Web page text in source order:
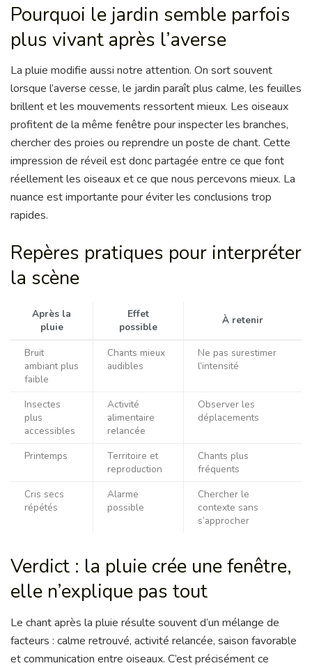
Pourquoi le jardin semble parfois
plus vivant après l’averse
La pluie modifie aussi notre attention. On sort souvent
lorsque l’averse cesse, le jardin paraît plus calme, les feuilles
brillent et les mouvements ressortent mieux. Les oiseaux
profitent de la même fenêtre pour inspecter les branches,
chercher des proies ou reprendre un poste de chant. Cette
impression de réveil est donc partagée entre ce que font
réellement les oiseaux et ce que nous percevons mieux. La
nuance est importante pour éviter les conclusions trop
rapides.
Repères pratiques pour interpréter
la scène
Après la
pluie
Effet
possible
À retenir
Bruit
ambiant plus
faible
Chants mieux
audibles
Ne pas surestimer
l’intensité
Insectes
plus
accessibles
Activité
alimentaire
relancée
Observer les
déplacements
Printemps
Territoire et
reproduction
Chants plus
fréquents
Cris secs
répétés
Alarme
possible
Chercher le
contexte sans
s’approcher
Verdict : la pluie crée une fenêtre,
elle n’explique pas tout
Le chant après la pluie résulte souvent d’un mélange de
facteurs : calme retrouvé, activité relancée, saison favorable
et communication entre oiseaux. C’est précisément ce